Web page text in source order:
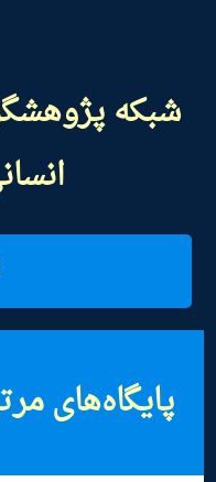
شبکه
پایگاه‌های